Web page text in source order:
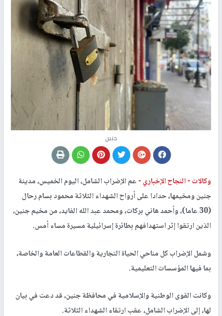
جنين
وكالات -النجاح الإخباري -عم الإضراب الشامل، اليوم الخميس، مدينة
جنين ومخيمها، حدادا على أرواح الشهداء الثلاثة محمود بسام رحال
(30 عاما)، وأحمد هاني بركات، ومحمد عبد الله الفايد، من مخيم جنين،
الذين ارتقوا إثر استهدافهم بطائرة إسرائيلية مسيرة مساء أمس.
وشمل الإضراب كل مناحي الحياة التجارية والقطاعات العامة والخاصة،
بما فيها المؤسسات التعليمية.
وكانت القوى الوطنية والإسلامية في محافظة جنين، قد دعت في بيان
لها، إلى الإضراب الشامل، عقب ارتقاء الشهداء الثلاثة.